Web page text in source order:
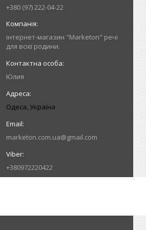
+380 (97) 222-04-22
інтернет-магазин "Marketon" речі
для всієї родини.
Юлия
Одеса, Україна
marketon.com.ua@gmail.com
+380972220422